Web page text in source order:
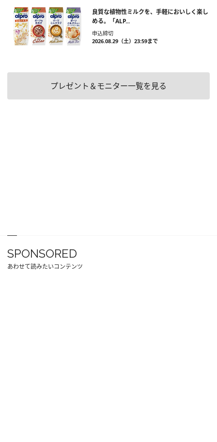
良質な植物性ミルクを、手軽においしく楽し
める。「ALP...
申込締切
2026.08.29（土）23:59まで
プレゼント＆モニター一覧を見る
SPONSORED
あわせて読みたいコンテンツ